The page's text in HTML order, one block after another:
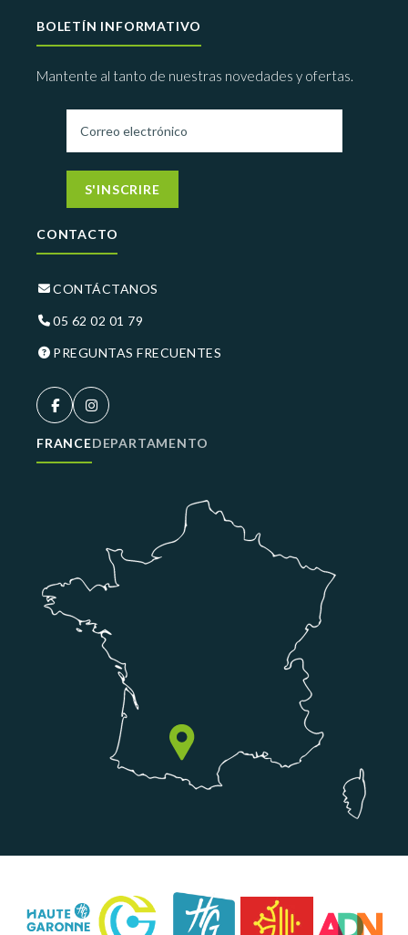
BOLETÍN INFORMATIVO
Mantente al tanto de nuestras novedades y ofertas.
S'INSCRIRE
CONTACTO
CONTÁCTANOS
05 62 02 01 79
PREGUNTAS FRECUENTES
FRANCEDEPARTAMENTO